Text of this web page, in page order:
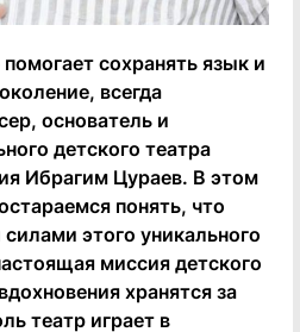
сохранять язык и
всегда
основатель и
детского театра
Ибрагим Цураев. В этом
понять, что
этого уникального
миссия детского
хранятся за
театр играет в